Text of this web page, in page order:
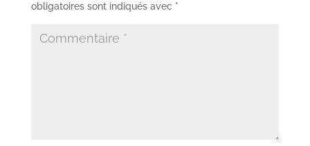
obligatoires sont indiqués avec *